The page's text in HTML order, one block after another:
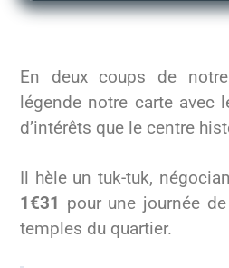
En deux coups de
légende notre carte avec
d’intérêts que le centre
Il hèle un tuk-tuk,
1€31 pour une journée
temples du quartier.